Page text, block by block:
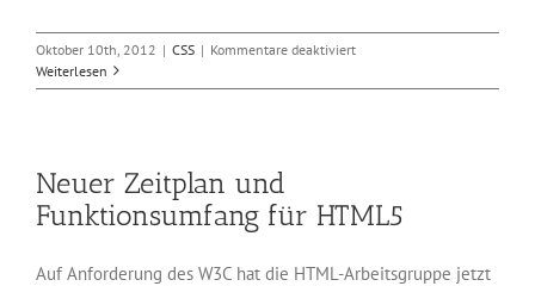
Oktober 10th, 2012 | CSS | Kommentare deaktiviertfür
W3C
Weiterlesen
Neuer Zeitplan und
Funktionsumfang für HTML5
Auf Anforderung des W3C hat die HTML-Arbeitsgruppe jetzt